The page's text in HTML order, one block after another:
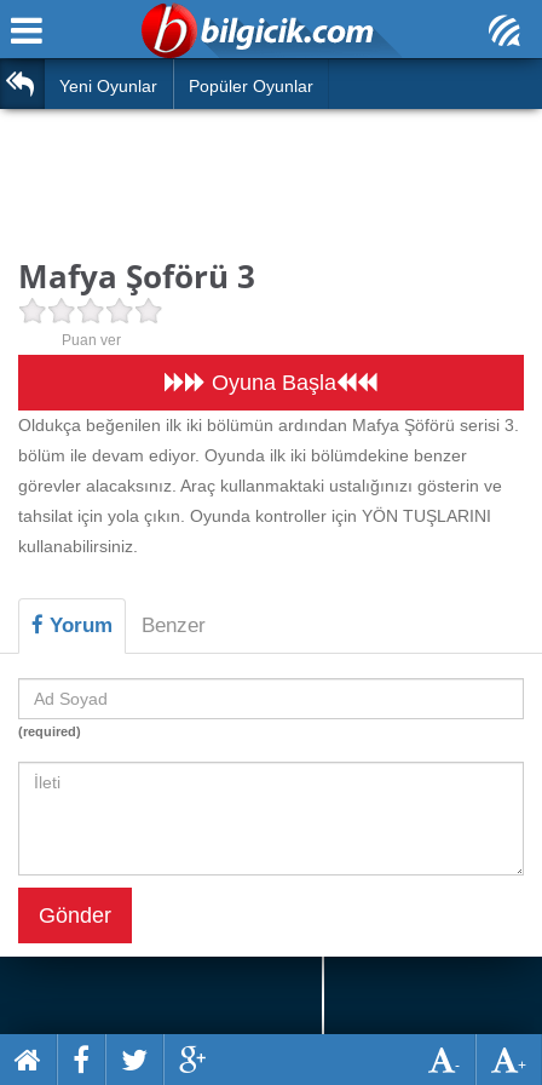
Araba
Futbol
Çocuk
Silah
Basketbol
Motor
Beceri
Komik
Mario
Savaş
Spor
Ana Sayfa
Hızlı Okuma Testi
Hesaplamalar
Oyun
Yeni Oyunlar Popüler Oyunlar
Mafya Şoförü 3
Puan ver
Oyuna Başla
Oldukça beğenilen ilk iki bölümün ardından Mafya Şöförü serisi 3.
bölüm ile devam ediyor. Oyunda ilk iki bölümdekine benzer
görevler alacaksınız. Araç kullanmaktaki ustalığınızı gösterin ve
tahsilat için yola çıkın. Oyunda kontroller için YÖN TUŞLARINI
kullanabilirsiniz.
Yorum Benzer
(required)
Gönder
+
-